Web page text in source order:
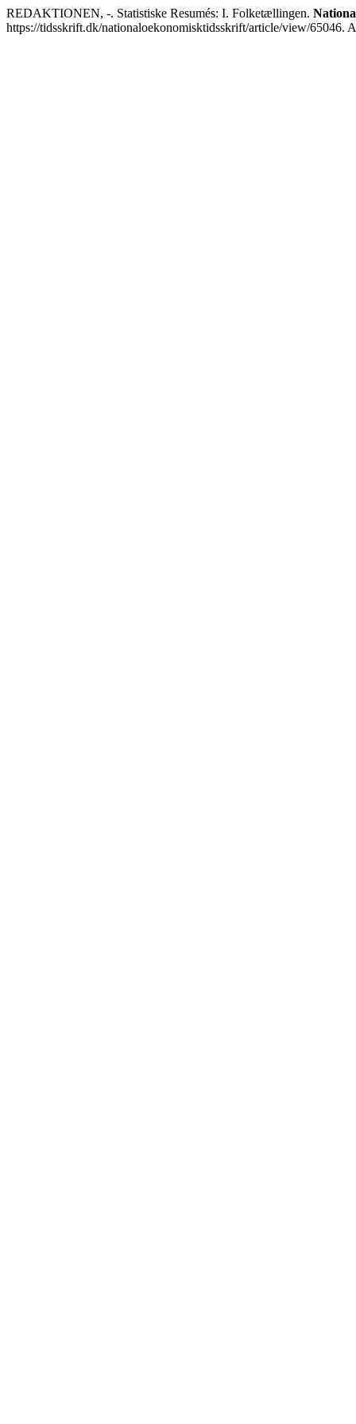
REDAKTIONEN, -. Statistiske Resumés: I. Folketællingen.
https://tidsskrift.dk/nationaloekonomisktidsskrift/article/view/65046.